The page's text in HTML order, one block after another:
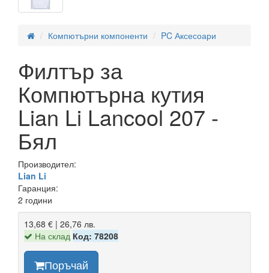
Компютърни компоненти PC Аксесоари
Филтър за
Компютърна кутия
Lian Li Lancool 207 -
Бял
Производител:
Lian Li
Гаранция:
2 години
13,68 € | 26,76 лв.
На склад Код: 78208
Поръчай